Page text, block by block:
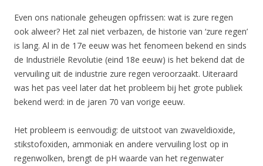
Even ons nationale geheugen opfrissen: wat is zure regen
ook alweer? Het zal niet verbazen, de historie van ‘zure regen’
is lang. Al in de 17e eeuw was het fenomeen bekend en sinds
de Industriële Revolutie (eind 18e eeuw) is het bekend dat de
vervuiling uit de industrie zure regen veroorzaakt. Uiteraard
was het pas veel later dat het probleem bij het grote publiek
bekend werd: in de jaren 70 van vorige eeuw.
Het probleem is eenvoudig: de uitstoot van zwaveldioxide,
stikstofoxiden, ammoniak en andere vervuiling lost op in
regenwolken, brengt de pH waarde van het regenwater